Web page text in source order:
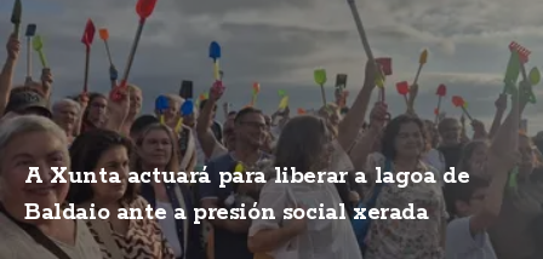
A Xunta actuará para liberar a lagoa de
Baldaio ante a presión social xerada